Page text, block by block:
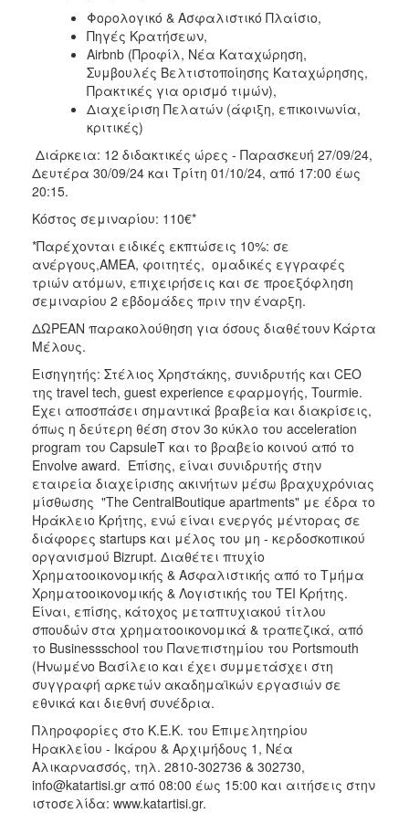
Φορολογικό & Ασφαλιστικό Πλαίσιο,
Πηγές Κρατήσεων,
Αirbnb (Προφίλ, Νέα Καταχώρηση,
Συμβουλές Βελτιστοποίησης Καταχώρησης,
Πρακτικές για ορισμό τιμών),
Διαχείριση Πελατών (άφιξη, επικοινωνία,
κριτικές)
Διάρκεια: 12 διδακτικές ώρες - Παρασκευή 27/09/24,
Δευτέρα 30/09/24 και Τρίτη 01/10/24, από 17:00 έως
20:15.
Κόστος σεμιναρίου: 110€*
*Παρέχονται ειδικές εκπτώσεις 10%: σε
ανέργους,AMEA, φοιτητές, ομαδικές εγγραφές
τριών ατόμων, επιχειρήσεις και σε προεξόφληση
σεμιναρίου 2 εβδομάδες πριν την έναρξη.
ΔΩΡΕΑΝ παρακολούθηση για όσους διαθέτουν Κάρτα
Μέλους.
Εισηγητής: Στέλιος Χρηστάκης, συνιδρυτής και CEO
της travel tech, guest experience εφαρμογής, Tourmie.
Έχει αποσπάσει σημαντικά βραβεία και διακρίσεις,
όπως η δεύτερη θέση στον 3ο κύκλο του acceleration
program του CapsuleT και το βραβείο κοινού από το
Envolve award. Επίσης, είναι συνιδρυτής στην
εταιρεία διαχείρισης ακινήτων μέσω βραχυχρόνιας
μίσθωσης "The CentralBoutique apartments" με έδρα το
Ηράκλειο Κρήτης, ενώ είναι ενεργός μέντορας σε
διάφορες startups και μέλος του μη - κερδοσκοπικού
οργανισμού Bizrupt. Διαθέτει πτυχίο
Χρηματοοικονομικής & Ασφαλιστικής από το Τμήμα
Χρηματοοικονομικής & Λογιστικής του ΤΕΙ Κρήτης.
Είναι, επίσης, κάτοχος μεταπτυχιακού τίτλου
σπουδών στα χρηματοοικονομικά & τραπεζικά, από
το Businessschool του Πανεπιστημίου του Portsmouth
(Ηνωμένο Βασίλειο και έχει συμμετάσχει στη
συγγραφή αρκετών ακαδημαϊκών εργασιών σε
εθνικά και διεθνή συνέδρια.
Πληροφορίες στο Κ.Ε.Κ. του Επιμελητηρίου
Ηρακλείου - Ικάρου & Αρχιμήδους 1, Νέα
Αλικαρνασσός, τηλ. 2810-302736 & 302730,
info@katartisi.gr από 08:00 έως 15:00 και αιτήσεις στην
ιστοσελίδα: www.katartisi.gr.